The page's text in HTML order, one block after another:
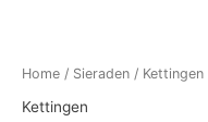
Home / Sieraden / Kettingen
Kettingen